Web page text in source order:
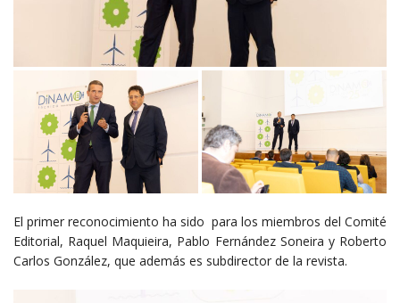
El primer reconocimiento ha sido para los miembros del Comité
Editorial, Raquel Maquieira, Pablo Fernández Soneira y Roberto
Carlos González, que además es subdirector de la revista.